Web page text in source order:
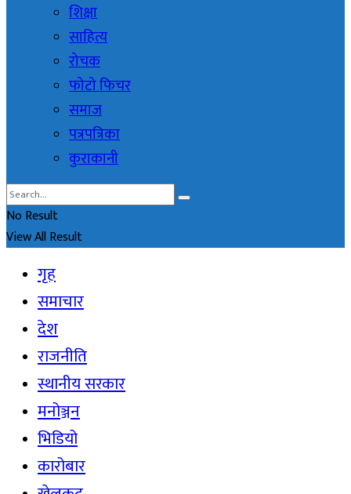
शिक्षा
साहित्य
रोचक
फोटो फिचर
समाज
पत्रपत्रिका
कुराकानी
No Result
View All Result
गृह
समाचार
देश
राजनीति
स्थानीय सरकार
मनोञ्जन
भिडियो
कारोबार